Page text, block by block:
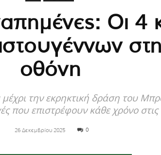
Οι 4
οθόνη
την εκρηκτική δράση του
που επιστρέφουν κάθε χρόνο
26 Δεκεμβρίου 2025 0